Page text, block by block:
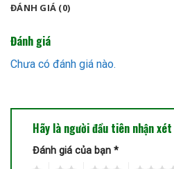
ĐÁNH GIÁ (0)
Đánh giá
Chưa có đánh giá nào.
Hãy là người đầu tiên nhận
Đánh giá của bạn *